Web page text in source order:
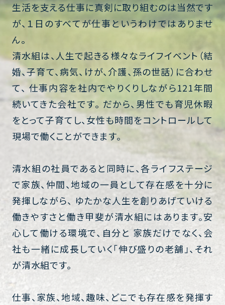
生活を支える仕事に真剣に取り組むのは当然です
が、１日のすべてが仕事というわけではありませ
ん。
清水組は、人生で起きる様々なライフイベント（結
婚、子育て、病気、けが、介護、孫の世話）に合わせ
て、 仕事内容を社内でやりくりしながら121年間
続いてきた会社です。 だから、男性でも育児休暇
をとって子育てし、女性も時間をコントロールして
現場で働くことができます。
清水組の社員であると同時に、各ライフステージ
で家族、仲間、地域の一員として存在感を十分に
発揮しながら、 ゆたかな人生を創りあげていける
働きやすさと働き甲斐が清水組にはあります。安
心して働ける環境で、自分と 家族だけでなく、会
社も一緒に成長していく「伸び盛りの老舗」、それ
が清水組です。
仕事、家族、地域、趣味、どこでも存在感を発揮す